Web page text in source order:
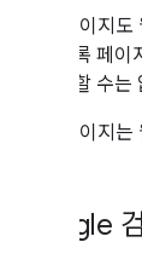
AMP 페이지
수 있도록 페이
고 보장할 수
AMP 페이지
Google